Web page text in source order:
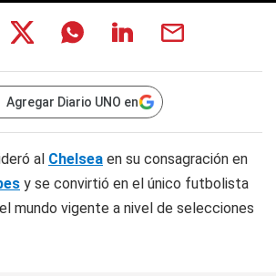
Agregar Diario UNO en
al Chelsea en su consagración en
y se convirtió en el único futbolista
mundo vigente a nivel de selecciones